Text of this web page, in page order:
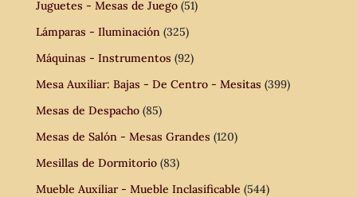
Juguetes - Mesas de Juego (51)
Lámparas - Iluminación (325)
Máquinas - Instrumentos (92)
Mesa Auxiliar: Bajas - De Centro - Mesitas (399)
Mesas de Despacho (85)
Mesas de Salón - Mesas Grandes (120)
Mesillas de Dormitorio (83)
Mueble Auxiliar - Mueble Inclasificable (544)